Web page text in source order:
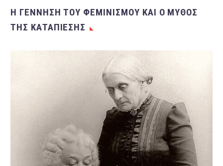
Η ΓΕΝΝΗΣΗ ΤΟΥ ΦΕΜΙΝΙΣΜΟΥ ΚΑΙ Ο ΜΥΘΟΣ
ΤΗΣ ΚΑΤΑΠΙΕΣΗΣ